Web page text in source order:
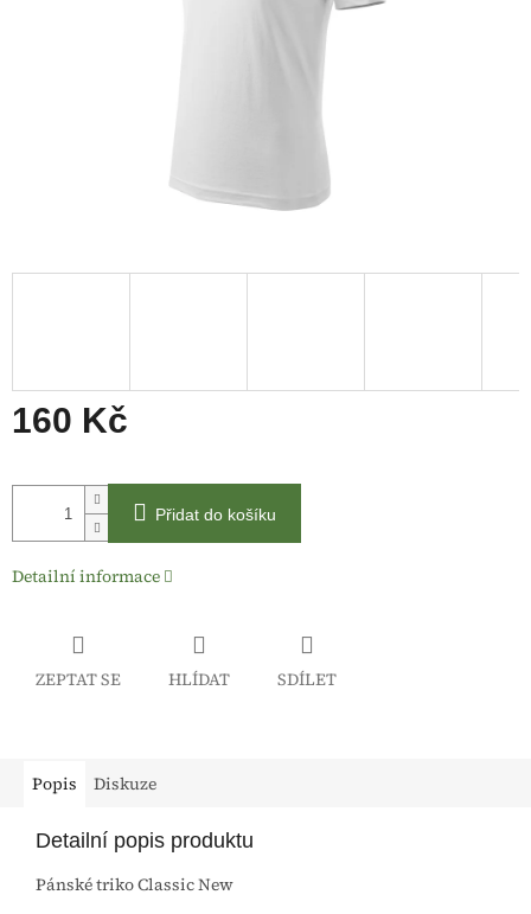
160 Kč
cena:
Přidat do košíku
Detailní informace
ZEPTAT SE HLÍDAT SDÍLET
Popis Diskuze
Detailní popis produktu
Pánské triko Classic New